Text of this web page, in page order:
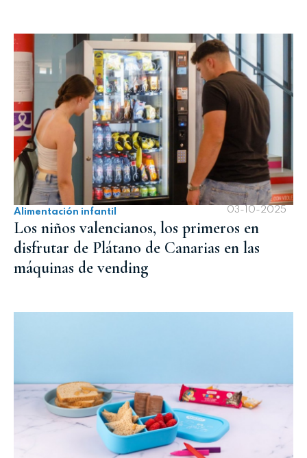
Alimentación infantil 03-10-2025
Los niños valencianos, los primeros en
disfrutar de Plátano de Canarias en las
máquinas de vending